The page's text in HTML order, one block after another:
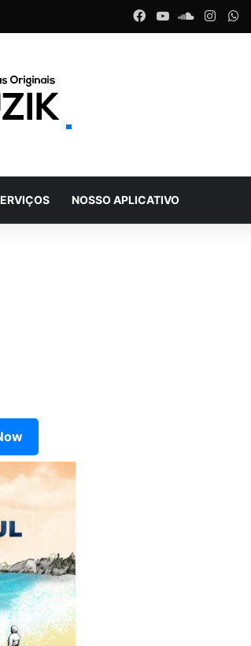
Facebook
YouTube
NOSSO APLICATIVO